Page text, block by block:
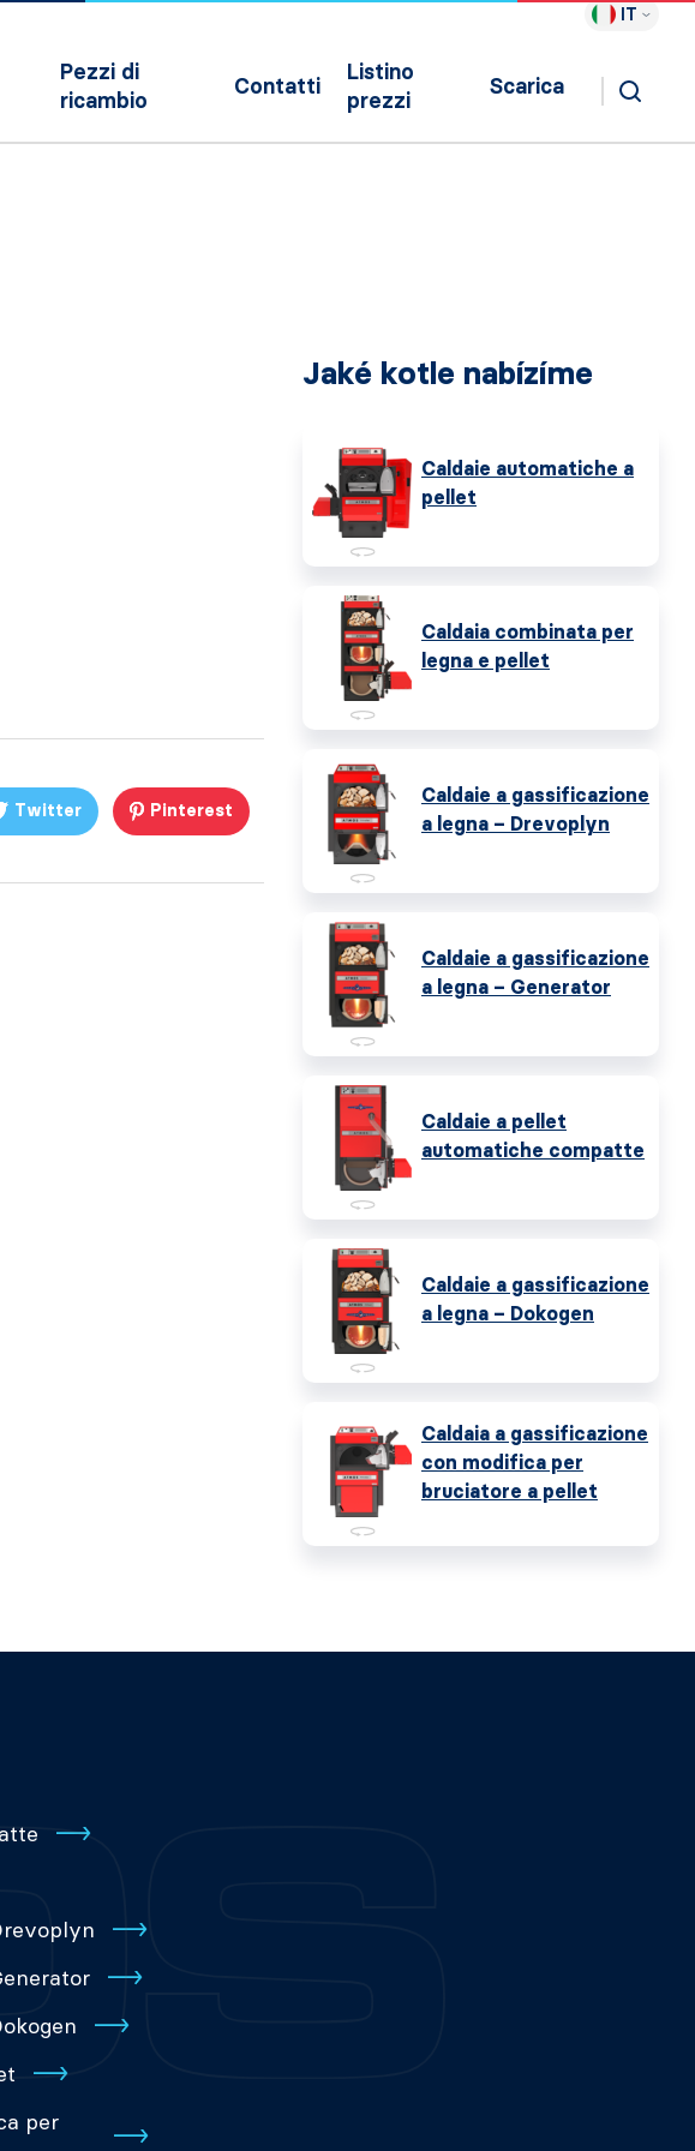
IT
Pezzi di
ricambio
Contatti
Listino
prezzi
Scarica
Twitter Pinterest
Jaké kotle nabízíme
Caldaie automatiche a
pellet
Caldaia combinata per
legna e pellet
Caldaie a gassificazione
a legna – Drevoplyn
Caldaie a gassificazione
a legna – Generator
Caldaie a pellet
automatiche compatte
Caldaie a gassificazione
a legna – Dokogen
Caldaia a gassificazione
con modifica per
bruciatore a pellet
per